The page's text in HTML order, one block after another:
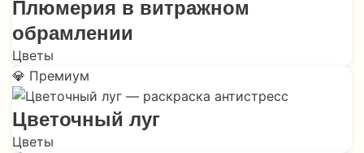
Плюмерия в витражном
обрамлении
Цветы
💎 Премиум
Цветочный луг
Цветы